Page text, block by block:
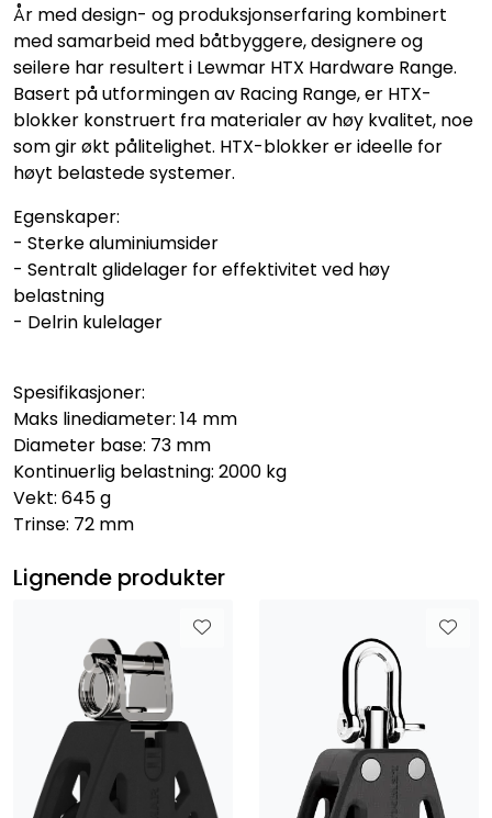
År med design- og produksjonserfaring kombinert
med samarbeid med båtbyggere, designere og
seilere har resultert i Lewmar HTX Hardware Range.
Basert på utformingen av Racing Range, er HTX-
blokker konstruert fra materialer av høy kvalitet, noe
som gir økt pålitelighet. HTX-blokker er ideelle for
høyt belastede systemer.
Egenskaper:
- Sterke aluminiumsider
- Sentralt glidelager for effektivitet ved høy
belastning
- Delrin kulelager
Spesifikasjoner:
Maks linediameter: 14 mm
Diameter base: 73 mm
Kontinuerlig belastning: 2000 kg
Vekt: 645 g
Trinse: 72 mm
Lignende produkter